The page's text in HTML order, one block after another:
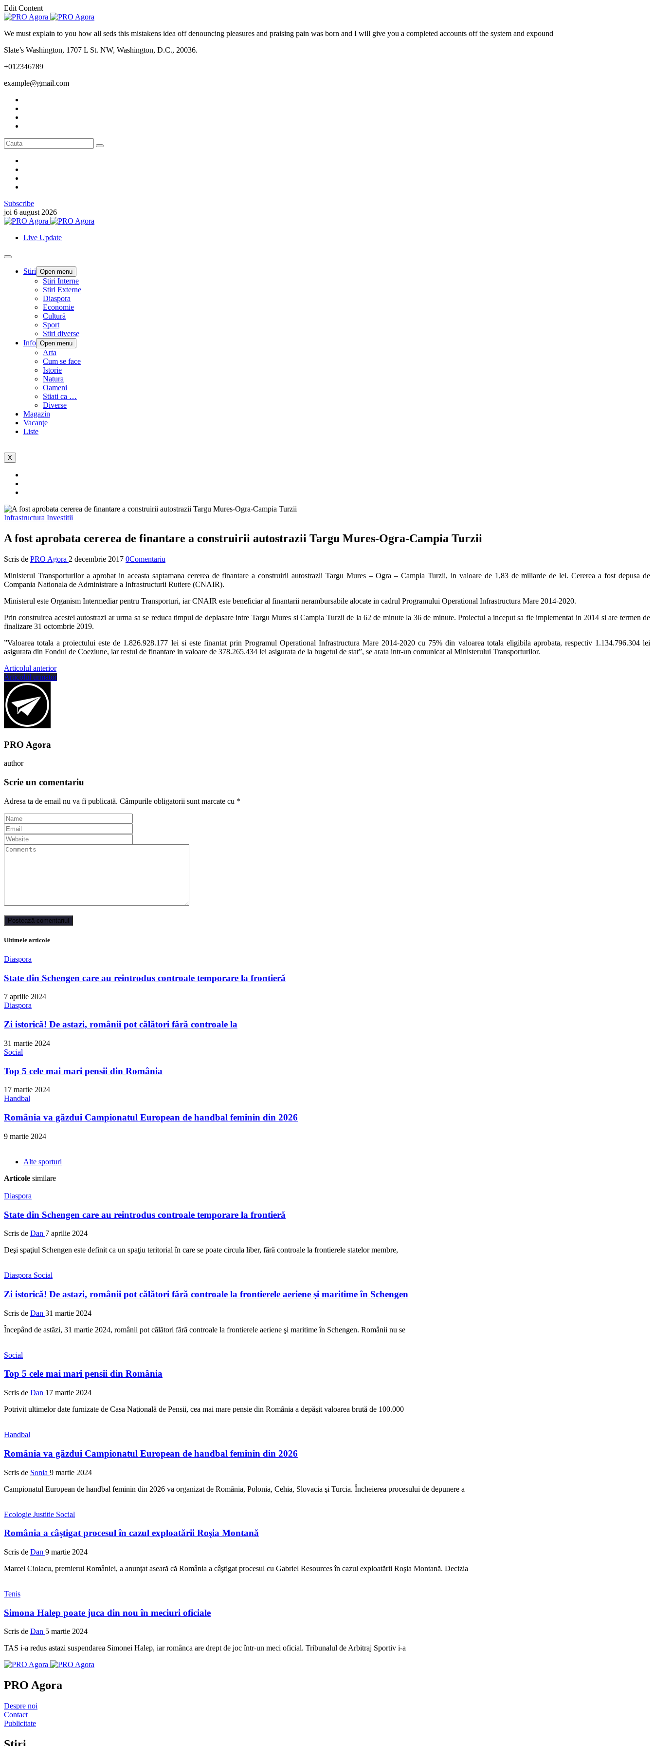
Edit Content
We must explain to you how all seds this mistakens idea off denouncing pleasures and praising pain was born and I will give you a completed accounts off the system and expound
Slate’s Washington, 1707 L St. NW, Washington, D.C., 20036.
+012346789
example@gmail.com
Subscribe
joi 6 august 2026
Live Update
Stiri Open menu
Stiri Interne
Stiri Externe
Diaspora
Economie
Cultură
Sport
Stiri diverse
Info Open menu
Arta
Cum se face
Istorie
Natura
Oameni
Stiati ca …
Diverse
Magazin
Vacanţe
Liste
X
Infrastructura Investitii
A fost aprobata cererea de finantare a construirii autostrazii Targu Mures-Ogra-Campia Turzii
Scris de PRO Agora 2 decembrie 2017 0Comentariu
Ministerul Transporturilor a aprobat in aceasta saptamana cererea de finantare a construirii autostrazii Targu Mures – Ogra – Campia Turzii, in valoare de 1,83 de miliarde de lei. Cererea a fost depusa de
Compania Nationala de Administrare a Infrastructurii Rutiere (CNAIR).
Ministerul este Organism Intermediar pentru Transporturi, iar CNAIR este beneficiar al finantarii nerambursabile alocate in cadrul Programului Operational Infrastructura Mare 2014-2020.
Prin construirea acestei autostrazi ar urma sa se reduca timpul de deplasare intre Targu Mures si Campia Turzii de la 62 de minute la 36 de minute. Proiectul a inceput sa fie implementat in 2014 si are termen de
finalizare 31 octombrie 2019.
”Valoarea totala a proiectului este de 1.826.928.177 lei si este finantat prin Programul Operational Infrastructura Mare 2014-2020 cu 75% din valoarea totala eligibila aprobata, respectiv 1.134.796.304 lei
asigurata din Fondul de Coeziune, iar restul de finantare in valoare de 378.265.434 lei asigurata de la bugetul de stat”, se arata intr-un comunicat al Ministerului Transporturilor.
Articolul anterior
Articolul următor
PRO Agora
author
Scrie un comentariu
Adresa ta de email nu va fi publicată. Câmpurile obligatorii sunt marcate cu *
Ultimele articole
Diaspora
State din Schengen care au reintrodus controale temporare la frontieră
7 aprilie 2024
Diaspora
Zi istorică! De astazi, românii pot călători fără controale la
31 martie 2024
Social
Top 5 cele mai mari pensii din România
17 martie 2024
Handbal
România va găzdui Campionatul European de handbal feminin din 2026
9 martie 2024
Alte sporturi
Articole similare
Diaspora
State din Schengen care au reintrodus controale temporare la frontieră
Scris de Dan 7 aprilie 2024
Deşi spaţiul Schengen este definit ca un spaţiu teritorial în care se poate circula liber, fără controale la frontierele statelor membre,
Diaspora Social
Zi istorică! De astazi, românii pot călători fără controale la frontierele aeriene şi maritime în Schengen
Scris de Dan 31 martie 2024
Începând de astăzi, 31 martie 2024, românii pot călători fără controale la frontierele aeriene şi maritime în Schengen. Românii nu se
Social
Top 5 cele mai mari pensii din România
Scris de Dan 17 martie 2024
Potrivit ultimelor date furnizate de Casa Naţională de Pensii, cea mai mare pensie din România a depăşit valoarea brută de 100.000
Handbal
România va găzdui Campionatul European de handbal feminin din 2026
Scris de Sonia 9 martie 2024
Campionatul European de handbal feminin din 2026 va organizat de România, Polonia, Cehia, Slovacia şi Turcia. Încheierea procesului de depunere a
Ecologie Justitie Social
România a câştigat procesul în cazul exploatării Roşia Montană
Scris de Dan 9 martie 2024
Marcel Ciolacu, premierul României, a anunţat aseară că România a câştigat procesul cu Gabriel Resources în cazul exploatării Roşia Montană. Decizia
Tenis
Simona Halep poate juca din nou în meciuri oficiale
Scris de Dan 5 martie 2024
TAS i-a redus astazi suspendarea Simonei Halep, iar românca are drept de joc într-un meci oficial. Tribunalul de Arbitraj Sportiv i-a
PRO Agora
Despre noi
Contact
Publicitate